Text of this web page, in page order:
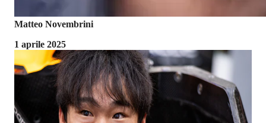
Matteo Novembrini
1 aprile 2025